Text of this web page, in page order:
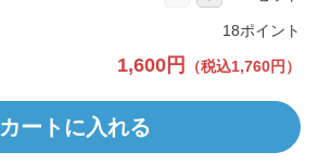
18ポイント
1,600円 （税込1,760円）
カートに入れる